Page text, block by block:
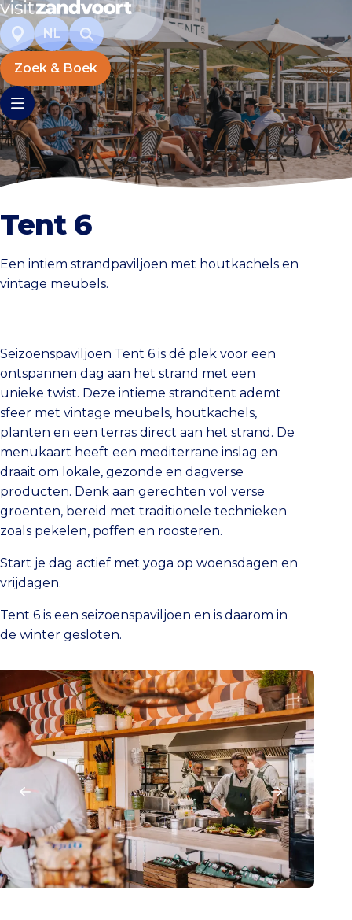
NL
Zoek & Boek
Tent 6
Een intiem strandpaviljoen met houtkachels en
vintage meubels.
Seizoenspaviljoen Tent 6 is dé plek voor een
ontspannen dag aan het strand met een
unieke twist. Deze intieme strandtent ademt
sfeer met vintage meubels, houtkachels,
planten en een terras direct aan het strand. De
menukaart heeft een mediterrane inslag en
draait om lokale, gezonde en dagverse
producten. Denk aan gerechten vol verse
groenten, bereid met traditionele technieken
zoals pekelen, poffen en roosteren.
Start je dag actief met yoga op woensdagen en
vrijdagen.
Tent 6 is een seizoenspaviljoen en is daarom in
de winter gesloten.